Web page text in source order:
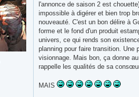
l'annonce de saison 2 est
impossible à digérer et bien trop
nouveauté. C'est un bon délire à
forme et le fond d'un produit
univers, ce qui rends son
planning pour faire transition. Une
visionnage. Mais bon, ça donne
rappelle les qualités de sa
MAIS